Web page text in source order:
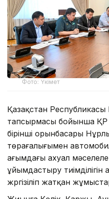
Фото: Үкімет
Қазақстан
тапсырмасы бойынша ҚР
бірінші орынбасары
төрағалығымен
ағымдағы ахуал
ұйымдастыру
жүргізіліп жатқан